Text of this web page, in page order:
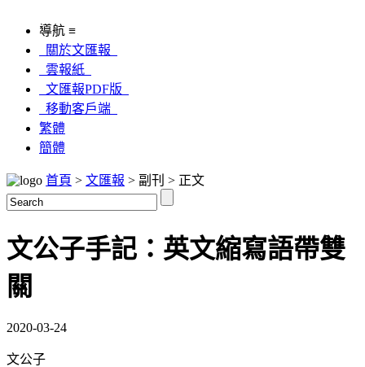
導航 ≡
關於文匯報
雲報紙
文匯報PDF版
移動客戶端
繁體
簡體
首頁 > 文匯報 > 副刊 > 正文
文公子手記：英文縮寫語帶雙
關
2020-03-24
文公子